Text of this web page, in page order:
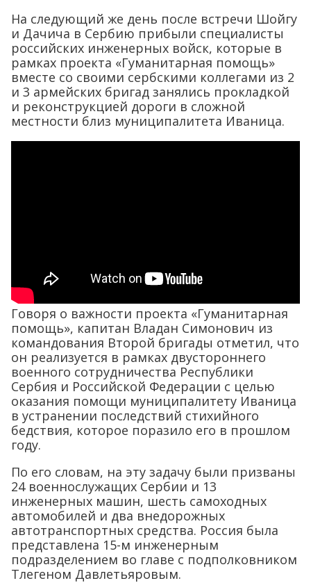
На следующий же день после встречи Шойгу
и Дачича в Сербию прибыли специалисты
российских инженерных войск, которые в
рамках проекта «Гуманитарная помощь»
вместе со своими сербскими коллегами из 2
и 3 армейских бригад занялись прокладкой
и реконструкцией дороги в сложной
местности близ муниципалитета Иваница.
Говоря о важности проекта «Гуманитарная
помощь», капитан Владан Симонович из
командования Второй бригады отметил, что
он реализуется в рамках двустороннего
военного сотрудничества Республики
Сербия и Российской Федерации с целью
оказания помощи муниципалитету Иваница
в устранении последствий стихийного
бедствия, которое поразило его в прошлом
году.
По его словам, на эту задачу были призваны
24 военнослужащих Сербии и 13
инженерных машин, шесть самоходных
автомобилей и два внедорожных
автотранспортных средства. Россия была
представлена 15-м инженерным
подразделением во главе с подполковником
Тлегеном Давлетьяровым.